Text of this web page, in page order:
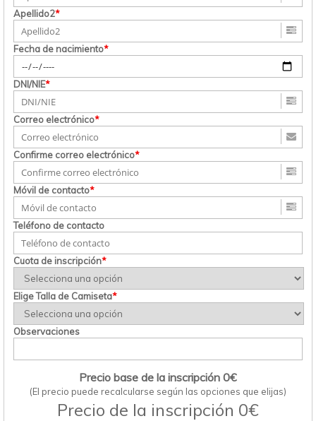
Apellido2*
Fecha de nacimiento*
DNI/NIE*
Correo electrónico*
Confirme correo electrónico*
Móvil de contacto*
Teléfono de contacto
Cuota de inscripción*
Elige Talla de Camiseta*
Observaciones
Precio base de la inscripción 0€
(El precio puede recalcularse según las opciones que elijas)
Precio de la inscripción 0€